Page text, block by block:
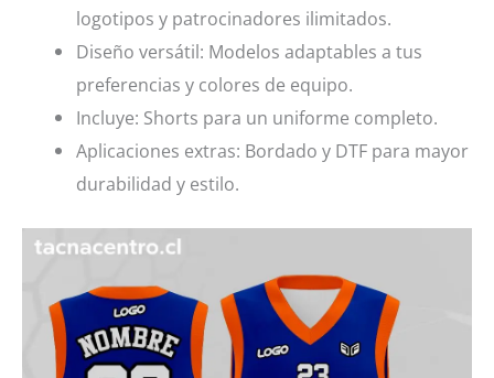
logotipos y patrocinadores ilimitados.
Diseño versátil: Modelos adaptables a tus
preferencias y colores de equipo.
Incluye: Shorts para un uniforme completo.
Aplicaciones extras: Bordado y DTF para mayor
durabilidad y estilo.